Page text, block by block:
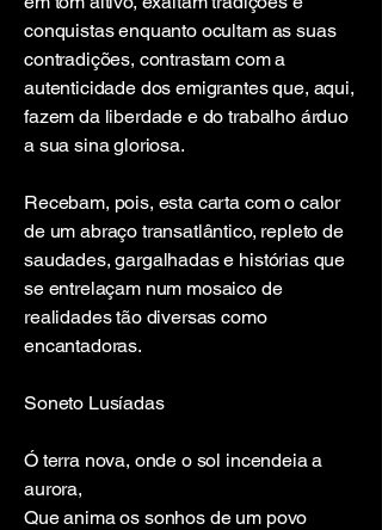
conquistas enquanto ocultam as suas
contradições, contrastam com a
autenticidade dos emigrantes que, aqui,
fazem da liberdade e do trabalho árduo
a sua sina gloriosa.
Recebam, pois, esta carta com o calor
de um abraço transatlântico, repleto de
saudades, gargalhadas e histórias que
se entrelaçam num mosaico de
realidades tão diversas como
encantadoras.
Soneto Lusíadas
Ó terra nova, onde o sol incendeia a
aurora,
Que anima os sonhos de um povo